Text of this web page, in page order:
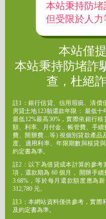
本站秉持防堵
但受限於人
本站僅
本站秉持防堵詐
查，杜絕
註1：銀行信貸、信用瑕疵、清償
房貸土地123胎還款年限： 最低
最低12%最高30%，實際依銀行
額、利率、月付金、帳管費、手
費、開辦費…等) 視個別貸款產品
度、適用利率、年限期數與核貸
約定書為準。
註2：以下為借貸成本計算的參考
項，還款期為 60 個月， 開辦手
3.68%，等於每月還款額度應為
312,780 元。
註3：本網站資料僅供參考，實際
及約定書為準。